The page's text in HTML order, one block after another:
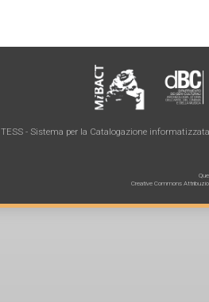
TESS - Sistema per la Catalogazione
Creative Commons